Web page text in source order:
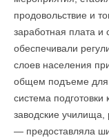
продовольствие и
заработная плата и
обеспечивали
слоев населения
общем подъеме для
система
заводские
— предоставляла